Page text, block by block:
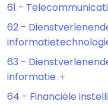
61 -
62 -
63 -
informatie
64 - Financiële